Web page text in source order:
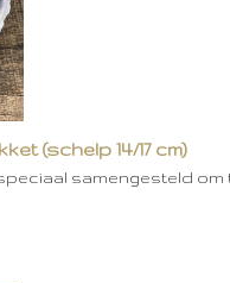
(schelp 14/17 cm)
samengesteld om